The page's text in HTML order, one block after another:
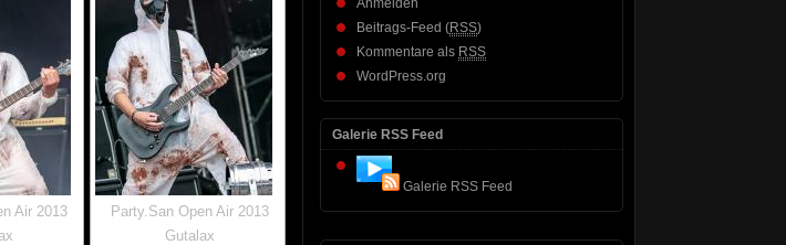
Air 2013
Party.San Open Air 2013
Gutalax
Anmelden
Beitrags-Feed (RSS)
Kommentare als RSS
WordPress.org
Galerie RSS Feed
Galerie RSS Feed